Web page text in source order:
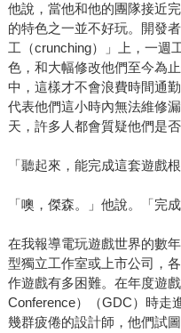
他說，當他和他的團隊接近
的特色之一並不好玩。開發
工（crunching）」上，一週
色，和大幅修改他們至今為
中，這樣才不會浪費時間通
代表他們這小時內無法維修
天，許多人都會質疑他們是
「聽起來，能完成這套遊戲
「噢，傑森。」他說。「完
在我報導電玩遊戲世界的數
型獨立工作室或上市公司，
作遊戲有多困難。在年度遊
Conference）（GDC）時走
幾群疲倦的設計師，他們試